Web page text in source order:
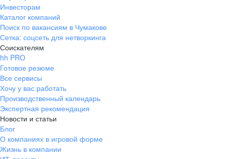
Инвесторам
Каталог компаний
Поиск по вакансиям в Чумакове
Сетка: соцсеть для нетворкинга
Соискателям
hh PRO
Готовое резюме
Все сервисы
Хочу у вас работать
Производственный календарь
Экспертная рекомендация
Новости и статьи
Блог
О компаниях в игровой форме
Жизнь в компании